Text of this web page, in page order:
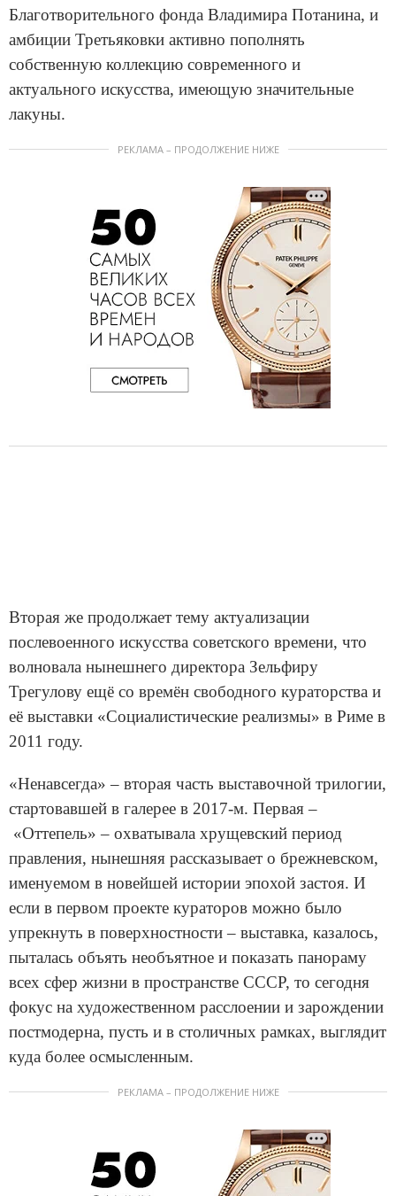
Благотворительного фонда Владимира Потанина, и
амбиции Третьяковки активно пополнять
собственную коллекцию современного и
актуального искусства, имеющую значительные
лакуны.
РЕКЛАМА – ПРОДОЛЖЕНИЕ НИЖЕ
Вторая же продолжает тему актуализации
послевоенного искусства советского времени, что
волновала нынешнего директора Зельфиру
Трегулову ещё со времён свободного кураторства и
её выставки «Социалистические реализмы» в Риме в
2011 году.
«Ненавсегда» – вторая часть выставочной трилогии,
стартовавшей в галерее в 2017-м. Первая –
«Оттепель» – охватывала хрущевский период
правления, нынешняя рассказывает о брежневском,
именуемом в новейшей истории эпохой застоя. И
если в первом проекте кураторов можно было
упрекнуть в поверхностности – выставка, казалось,
пыталась объять необъятное и показать панораму
всех сфер жизни в пространстве СССР, то сегодня
фокус на художественном расслоении и зарождении
постмодерна, пусть и в столичных рамках, выглядит
куда более осмысленным.
РЕКЛАМА – ПРОДОЛЖЕНИЕ НИЖЕ